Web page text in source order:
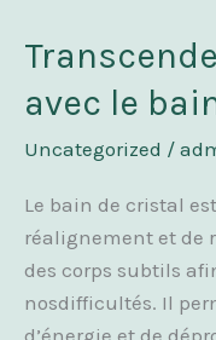
avec le
Uncategorized /
Le bain de cristal
réalignement et de
des corps subtils
nosdifficultés. Il
d’énergie et de
Transcendez
énergie
avec
bain
de
Cristal